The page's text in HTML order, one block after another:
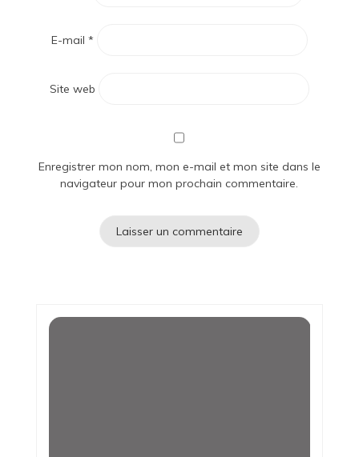
E-mail *
Site web
Enregistrer mon nom, mon e-mail et mon site dans le
navigateur pour mon prochain commentaire.